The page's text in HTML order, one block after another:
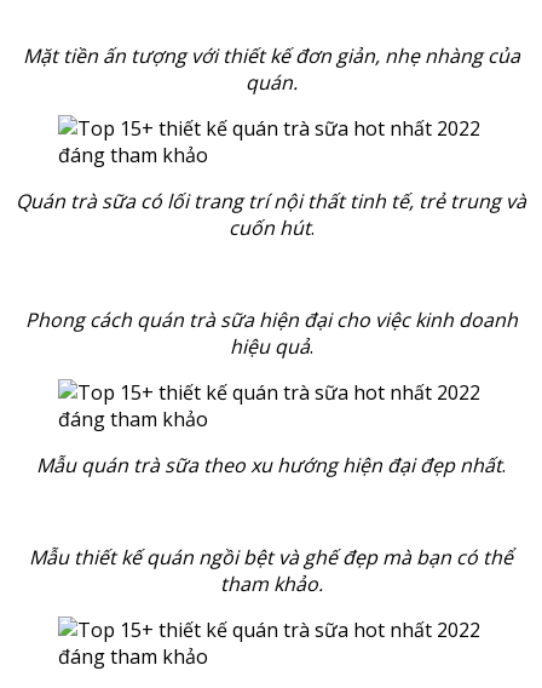
Mặt tiền ấn tượng với thiết kế đơn giản, nhẹ nhàng của
quán.
Quán trà sữa có lối trang trí nội thất tinh tế, trẻ trung và
cuốn hút.
Phong cách quán trà sữa hiện đại cho việc kinh doanh
hiệu quả.
Mẫu quán trà sữa theo xu hướng hiện đại đẹp nhất.
Mẫu thiết kế quán ngồi bệt và ghế đẹp mà bạn có thể
tham khảo.